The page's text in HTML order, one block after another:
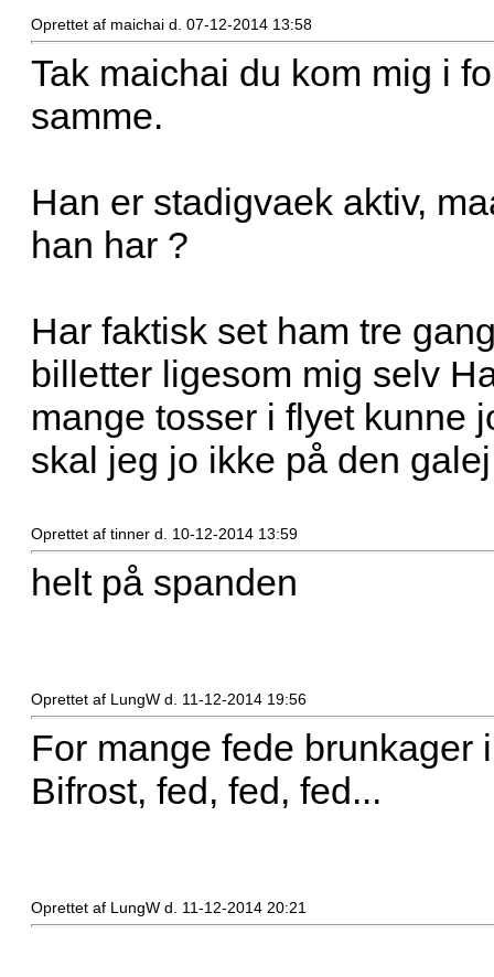
Oprettet af maichai d. 07-12-2014 13:58
Tak maichai du kom mig i
samme.
Han er stadigvaek aktiv,
han har ?
Har faktisk set ham tre
billetter ligesom mig selv
mange tosser i flyet kunne
skal jeg jo ikke på den
Oprettet af tinner d. 10-12-2014 13:59
helt på spanden
Oprettet af LungW d. 11-12-2014 19:56
For mange fede brunkager
Bifrost, fed, fed, fed...
Oprettet af LungW d. 11-12-2014 20:21